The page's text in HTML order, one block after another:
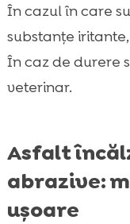
În cazul în care
substanțe
În caz de durere
veterinar.
Asfalt
abrazive:
ușoare